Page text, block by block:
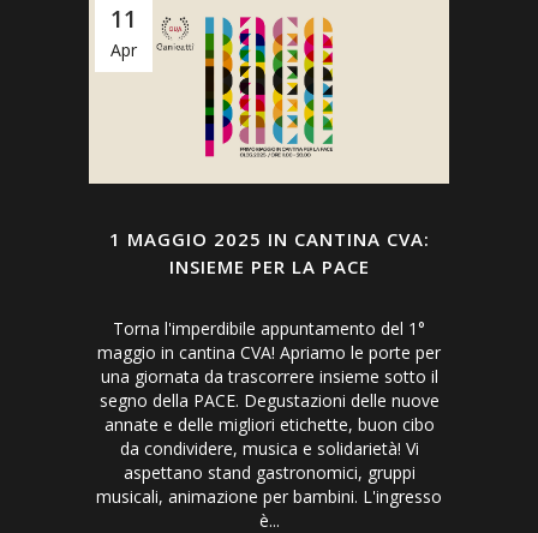
11
Apr
1 MAGGIO 2025 IN CANTINA CVA:
INSIEME PER LA PACE
Torna l'imperdibile appuntamento del 1°
maggio in cantina CVA! Apriamo le porte per
una giornata da trascorrere insieme sotto il
segno della PACE. Degustazioni delle nuove
annate e delle migliori etichette, buon cibo
da condividere, musica e solidarietà! Vi
aspettano stand gastronomici, gruppi
musicali, animazione per bambini. L'ingresso
è...